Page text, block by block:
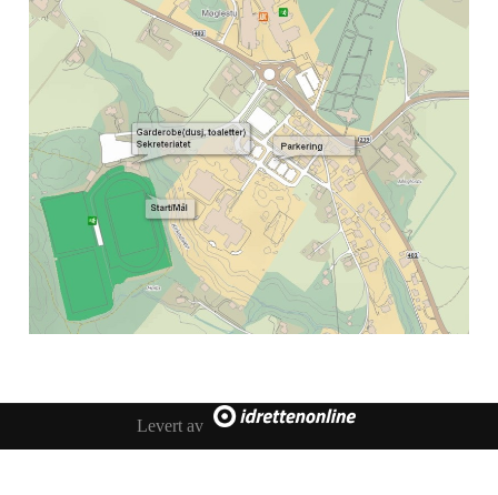
Levert av